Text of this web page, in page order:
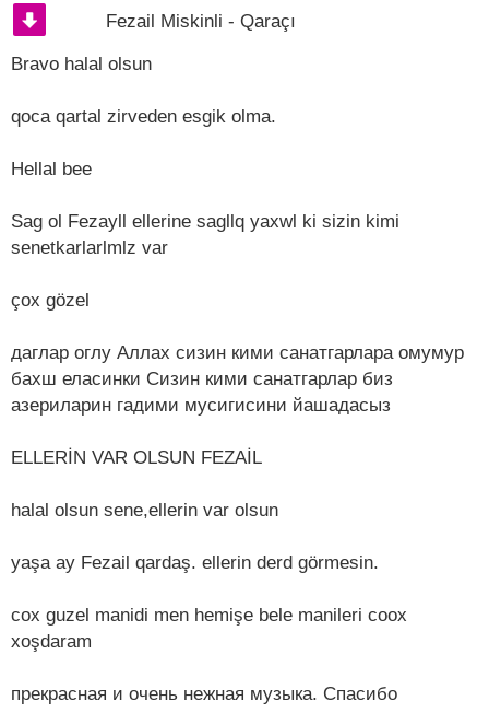
Fezail Miskinli - Qaraçı
Bravo halal olsun
qoca qartal zirveden esgik olma.
Hellal bee
Sag ol Fezayll ellerine sagllq yaxwl ki sizin kimi
senetkarlarlmlz var
çox gözel
даглар оглу Аллах сизин кими санатгарлара омумур
бахш еласинки Сизин кими санатгарлар биз
азериларин гадими мусигисини йашадасыз
ELLERİN VAR OLSUN FEZAİL
halal olsun sene,ellerin var olsun
yaşa ay Fezail qardaş. ellerin derd görmesin.
cox guzel manidi men hemişe bele manileri coox
xoşdaram
прекрасная и очень нежная музыка. Спасибо